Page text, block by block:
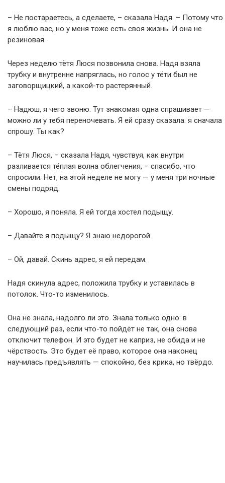
– Не постараетесь, а сделаете, – сказала Надя. – Потому что
я люблю вас, но у меня тоже есть своя жизнь. И она не
резиновая.
Через неделю тётя Люся позвонила снова. Надя взяла
трубку и внутренне напряглась, но голос у тёти был не
заговорщицкий, а какой-то растерянный.
– Надюш, я чего звоню. Тут знакомая одна спрашивает —
можно ли у тебя переночевать. Я ей сразу сказала: я сначала
спрошу. Ты как?
– Тётя Люся, – сказала Надя, чувствуя, как внутри
разливается тёплая волна облегчения, – спасибо, что
спросили. Нет, на этой неделе не могу — у меня три ночные
смены подряд.
– Хорошо, я поняла. Я ей тогда хостел подыщу.
– Давайте я подыщу? Я знаю недорогой.
– Ой, давай. Скинь адрес, я ей передам.
Надя скинула адрес, положила трубку и уставилась в
потолок. Что-то изменилось.
Она не знала, надолго ли это. Знала только одно: в
следующий раз, если что-то пойдёт не так, она снова
отключит телефон. И это будет не каприз, не обида и не
чёрствость. Это будет её право, которое она наконец
научилась предъявлять — спокойно, без крика, но твёрдо.